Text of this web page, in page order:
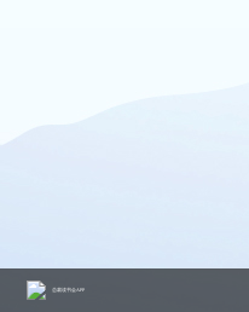
总裁读书会APP